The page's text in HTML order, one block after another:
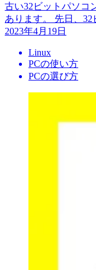
古い32ビットパソコ
あります。 先日、
2023年4月19日
Linux
PCの使い方
PCの選び方